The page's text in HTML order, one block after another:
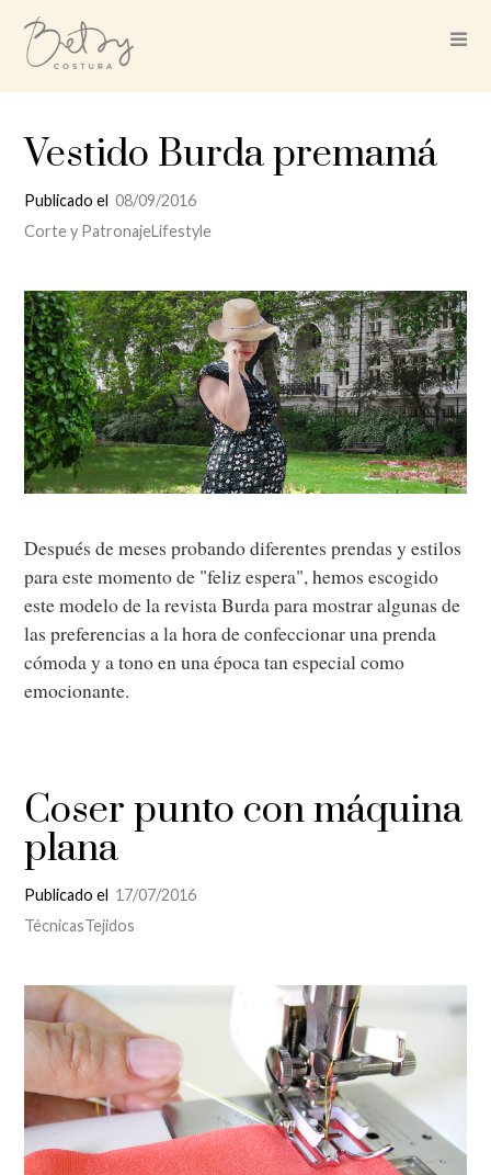
Vestido Burda premamá
Publicado el 08/09/2016
Corte y PatronajeLifestyle
Después de meses probando diferentes prendas y estilos
para este momento de "feliz espera", hemos escogido
este modelo de la revista Burda para mostrar algunas de
las preferencias a la hora de confeccionar una prenda
cómoda y a tono en una época tan especial como
emocionante.
Coser punto con máquina
plana
Publicado el 17/07/2016
TécnicasTejidos